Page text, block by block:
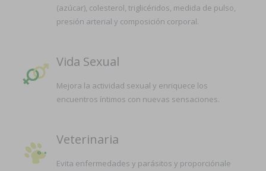
(azúcar), colesterol, triglicéridos, medida de pulso,
presión arterial y composición corporal.
Vida Sexual
Mejora la actividad sexual y enriquece los
encuentros íntimos con nuevas sensaciones.
Veterinaria
Evita enfermedades y parásitos y proporciónale